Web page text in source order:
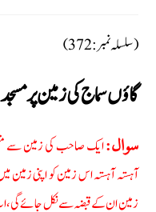
(سلسلہ نمبر: 372)
گاؤں سماج كى زمین پر مسجد
سوال:ایک صاحب کی زمین سے
آہستہ آہستہ اس زمین کو اپنی زمین
زمین ان کے قبضہ سے نکل جائے گی،